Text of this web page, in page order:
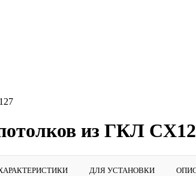
из ГКЛ
ДЛЯ УСТАНОВКИ